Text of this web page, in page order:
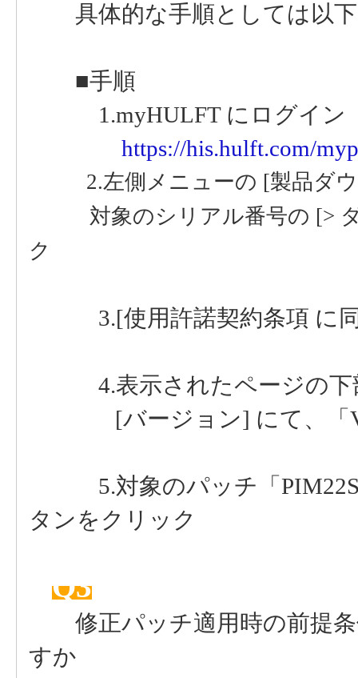
具体的な手順としては以下
■手順
1.myHULFT にログイン
https://his.hulft.com/
2.左側メニューの [製品ダ
対象のシリアル番号の [> ダ
ク
3.[使用許諾契約条項 に同
4.表示されたページの下
[バージョン] にて、「
5.対象のパッチ「
タンをクリック
Q3
修正パッチ適用時の前提条
すか